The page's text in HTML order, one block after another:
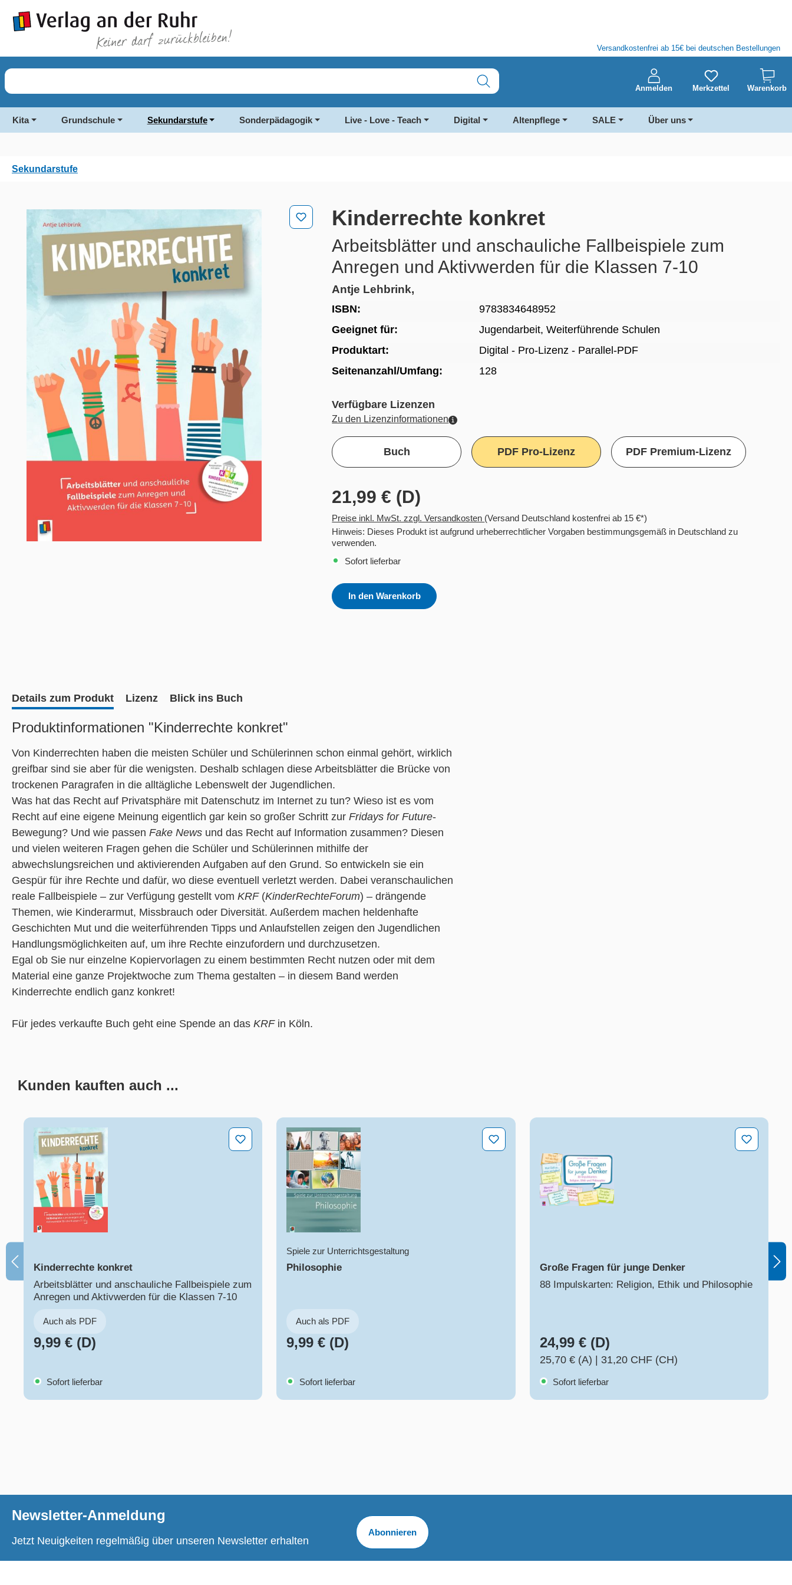
Zur Hauptnavigation springen
Versandkostenfrei ab 15€ bei deutschen Bestellungen
Anmelden Merkzettel Warenkorb
Kita Grundschule Sekundarstufe Sonderpädagogik Live - Love - Teach Digital Altenpflege SALE Über uns
Sekundarstufe
Bildergalerie überspringen Kinderrechte konkret
Arbeitsblätter und anschauliche Fallbeispiele zum
Anregen und Aktivwerden für die Klassen 7-10
Antje Lehbrink,
ISBN:
9783834648952
Geeignet für:
Jugendarbeit, Weiterführende Schulen
Produktart:
Digital - Pro-Lizenz - Parallel-PDF
Seitenanzahl/Umfang:
128
Verfügbare Lizenzen
Zu den Lizenzinformationen
Buch PDF Pro-Lizenz PDF Premium-Lizenz
21,99 € (D)
Preise inkl. MwSt. zzgl. Versandkosten (Versand Deutschland kostenfrei ab 15 €*)
Hinweis: Dieses Produkt ist aufgrund urheberrechtlicher Vorgaben bestimmungsgemäß in Deutschland zu
verwenden.
Sofort lieferbar
In den Warenkorb
Details zum Produkt Lizenz Blick ins Buch
Produktinformationen "Kinderrechte konkret"
Von Kinderrechten haben die meisten Schüler und Schülerinnen schon einmal gehört, wirklich
greifbar sind sie aber für die wenigsten. Deshalb schlagen diese Arbeitsblätter die Brücke von
trockenen Paragrafen in die alltägliche Lebenswelt der Jugendlichen.
Was hat das Recht auf Privatsphäre mit Datenschutz im Internet zu tun? Wieso ist es vom
Recht auf eine eigene Meinung eigentlich gar kein so großer Schritt zur Fridays for Future-
Bewegung? Und wie passen Fake News und das Recht auf Information zusammen? Diesen
und vielen weiteren Fragen gehen die Schüler und Schülerinnen mithilfe der
abwechslungsreichen und aktivierenden Aufgaben auf den Grund. So entwickeln sie ein
Gespür für ihre Rechte und dafür, wo diese eventuell verletzt werden. Dabei veranschaulichen
reale Fallbeispiele – zur Verfügung gestellt vom KRF(KinderRechteForum) – drängende
Themen, wie Kinderarmut, Missbrauch oder Diversität. Außerdem machen heldenhafte
Geschichten Mut und die weiterführenden Tipps und Anlaufstellen zeigen den Jugendlichen
Handlungsmöglichkeiten auf, um ihre Rechte einzufordern und durchzusetzen.
Egal ob Sie nur einzelne Kopiervorlagen zu einem bestimmten Recht nutzen oder mit dem
Material eine ganze Projektwoche zum Thema gestalten – in diesem Band werden
Kinderrechte endlich ganz konkret!
Für jedes verkaufte Buch geht eine Spende an das KRFin Köln.
Kunden kauften auch ...
Kinderrechte konkret
Kinderrechte konkret
Arbeitsblätter und anschauliche Fallbeispiele zum
Anregen und Aktivwerden für die Klassen 7-10
Auch als PDF
9,99 € (D)
Sofort lieferbar
Philosophie
Spiele zur Unterrichtsgestaltung
Philosophie
Auch als PDF
9,99 € (D)
Sofort lieferbar
Große Fragen für junge Denker
88 Impulskarten: Religion, Ethik und Philosophie
24,99 € (D)
25,70 € (A) | 31,20 CHF (CH)
Sofort lieferbar
Newsletter-Anmeldung
Jetzt Neuigkeiten regelmäßig über unseren Newsletter erhalten
Abonnieren